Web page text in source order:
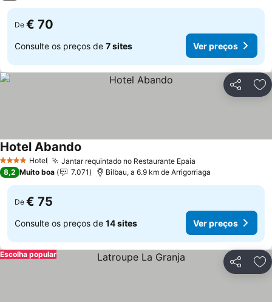
De € 70
Consulte os preços de 7 sites Ver preços
Partilhar
4 EstrelasHotel Jantar requintado no Restaurante Epaia
Hotel Abando
8,2 Muito boa 7.071 Bilbau, a 6.9 km de Arrigorriaga
De € 75
Consulte os preços de 14 sites Ver preços
Partilhar
Escolha popular